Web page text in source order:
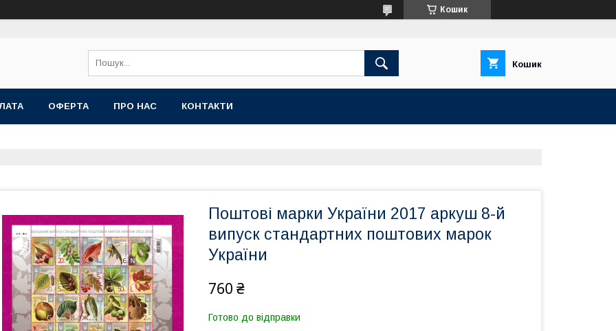
Кошик
Кошик
ОФЕРТА ПРО НАС КОНТАКТИ
Поштові марки України 2017 аркуш 8-й
випуск стандартних поштових марок
України
760 ₴
Готово до відправки